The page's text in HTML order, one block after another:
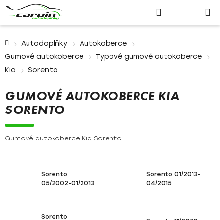
Přihlášení
košík
Autodoplňky
Autokoberce
Gumové autokoberce
Typové gumové autokoberce
Kia
Sorento
GUMOVÉ AUTOKOBERCE KIA
SORENTO
Gumové autokoberce Kia Sorento
Sorento
05/2002-01/2013
Sorento 01/2013-
04/2015
Sorento